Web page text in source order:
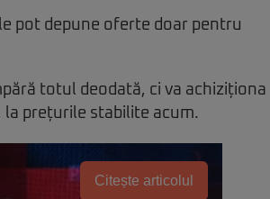
pot depune oferte doar pentru
totul deodată, ci va achiziționa
prețurile stabilite acum.
Citește articolul